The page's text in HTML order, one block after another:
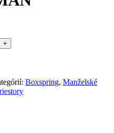
Boxspring, Manželské